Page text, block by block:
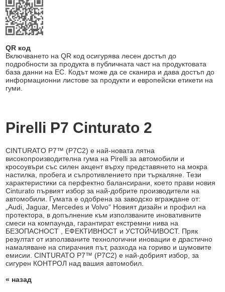
QR код
Включването на QR код осигурява лесен достъп до
подробности за продукта в публичната част на продуктовата
база данни на ЕС. Кодът може да се сканира и дава достъп до
информационни листове за продукти и европейски етикети на
гуми.
Pirelli P7 Cinturato 2
CINTURATO P7™ (P7C2) е най-новата лятна
високопроизводителна гума на Pirelli за автомобили и
кросоувъри със силен акцент върху представянето на мокра
настилка, пробега и съпротивлението при търкаляне. Тези
характеристики са перфектно балансирани, което прави новия
Cinturato първият избор за най-добрите производители на
автомобили. Гумата е одобрена за заводско вграждане от:
„Audi, Jaguar, Mercedes и Volvo“ Новият дизайн и профил на
протектора, в допълнение към използваните иновативните
смеси на компаунда, гарантират екстремни нива на
БЕЗОПАСНОСТ , ЕФЕКТИВНОСТ и УСТОЙЧИВОСТ. Пряк
резултат от използваните технологични иновации е драстично
намаляване на спирачния път, разхода на гориво и шумовите
емисии. CINTURATO P7™ (P7C2) е най-добрият избор, за
сигурен КОНТРОЛ над вашия автомобил.
« назад